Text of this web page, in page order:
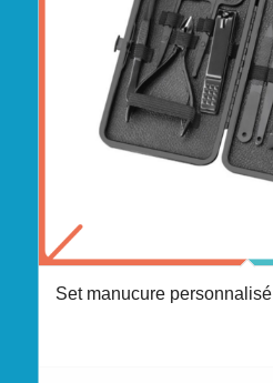
Set manucure personnalisé